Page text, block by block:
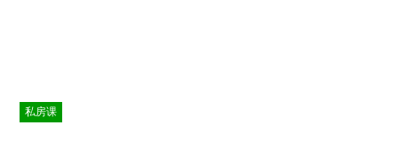
私房课